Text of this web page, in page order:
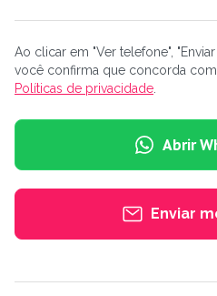
Ao clicar em "Ver telefone",
você confirma que concorda
Políticas de privacidade
Abrir
Enviar